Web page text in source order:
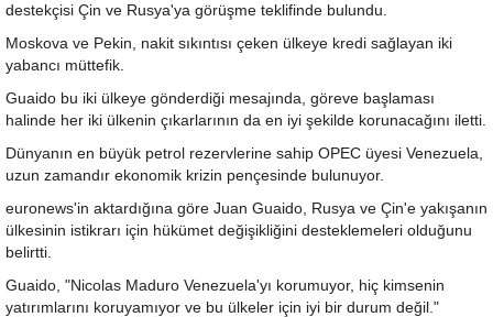
destekçisi Çin ve Rusya'ya görüşme teklifinde bulundu.
Moskova ve Pekin, nakit sıkıntısı çeken ülkeye kredi sağlayan iki
yabancı müttefik.
Guaido bu iki ülkeye gönderdiği mesajında, göreve başlaması
halinde her iki ülkenin çıkarlarının da en iyi şekilde korunacağını iletti.
Dünyanın en büyük petrol rezervlerine sahip OPEC üyesi Venezuela,
uzun zamandır ekonomik krizin pençesinde bulunuyor.
euronews'in aktardığına göre Juan Guaido, Rusya ve Çin'e yakışanın
ülkesinin istikrarı için hükümet değişikliğini desteklemeleri olduğunu
belirtti.
Guaido, "Nicolas Maduro Venezuela'yı korumuyor, hiç kimsenin
yatırımlarını koruyamıyor ve bu ülkeler için iyi bir durum değil."